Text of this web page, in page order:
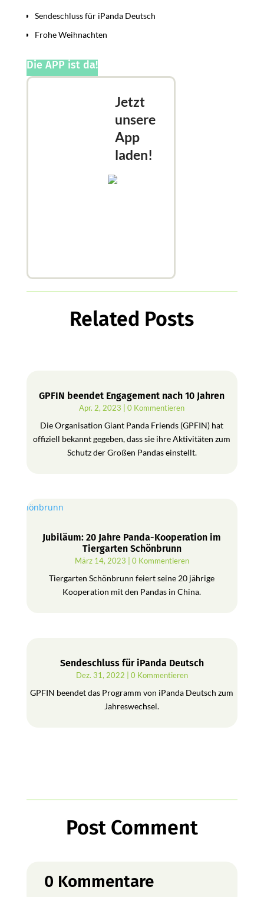
Sendeschluss für iPanda Deutsch
Frohe Weihnachten
Die APP ist da!
Jetzt
unsere
App
laden!
Related Posts
GPFIN beendet Engagement nach 10 Jahren
Apr. 2, 2023 | 0 Kommentieren
Die Organisation Giant Panda Friends (GPFIN) hat
offiziell bekannt gegeben, dass sie ihre Aktivitäten zum
Schutz der Großen Pandas einstellt.
Jubiläum: 20 Jahre Panda-Kooperation im
Tiergarten Schönbrunn
März 14, 2023 | 0 Kommentieren
Tiergarten Schönbrunn feiert seine 20 jährige
Kooperation mit den Pandas in China.
Sendeschluss für iPanda Deutsch
Dez. 31, 2022 | 0 Kommentieren
GPFIN beendet das Programm von iPanda Deutsch zum
Jahreswechsel.
Post Comment
0 Kommentare